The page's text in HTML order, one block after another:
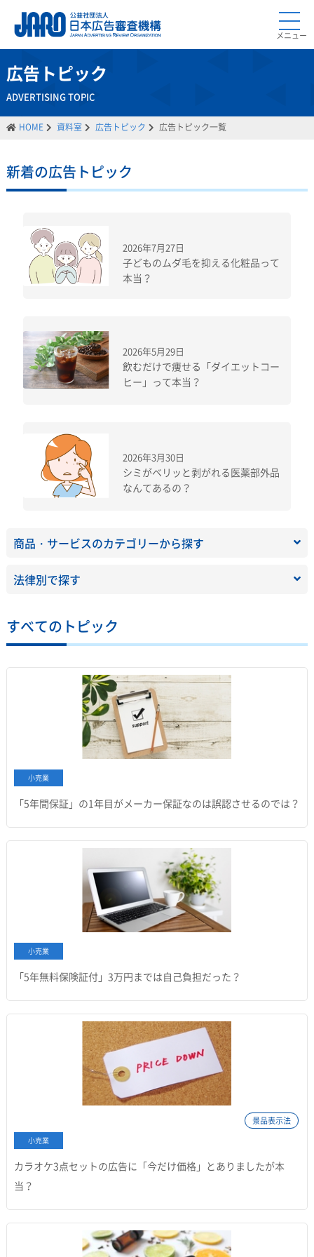
メニュー
広告トピック
ADVERTISING TOPIC
HOME 資料室 広告トピック 広告トピック一覧
新着の広告トピック
2026年7月27日
子どものムダ毛を抑える化粧品って
本当？
2026年5月29日
飲むだけで痩せる「ダイエットコー
ヒー」って本当？
2026年3月30日
シミがベリッと剥がれる医薬部外品
なんてあるの？
商品・サービスのカテゴリーから探す
法律別で探す
すべてのトピック
小売業
「5年間保証」の1年目がメーカー保証なのは誤認させるのでは？
小売業
「5年無料保険証付」3万円までは自己負担だった？
景品表示法
小売業
カラオケ3点セットの広告に「今だけ価格」とありましたが本
当？